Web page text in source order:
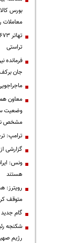
بورس
معاملات
تراستی
فرمانده
جان
ماجراجویی
معاون
وضعیت
مشخص
ترامپ:
گزارشی
ونس:
هستند
رویترز:
متوقف
گام
شکنجه
رژیم